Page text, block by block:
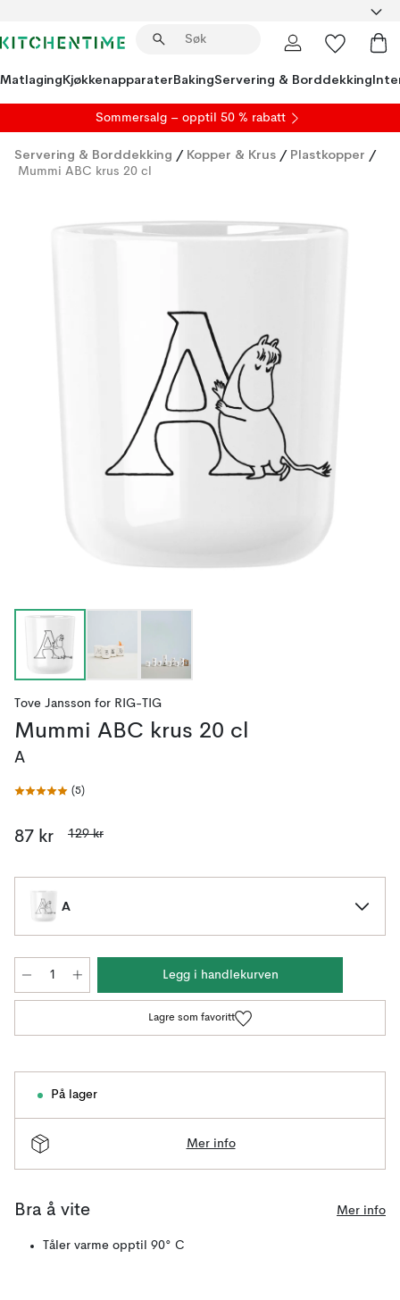
MatlagingKjøkkenapparaterBakingServering & Borddekking
Sommersalg – opptil 50 % rabatt
Servering & Borddekking / Kopper & Krus / Plastkopper /
Mummi ABC krus 20 cl
Tove Jansson for RIG-TIG
Mummi ABC krus 20 cl
A
(5)
87 kr 129 kr
A
Legg i handlekurven
Lagre som favoritt
På lager
Mer info
Bra å vite Mer info
Tåler varme opptil 90° C